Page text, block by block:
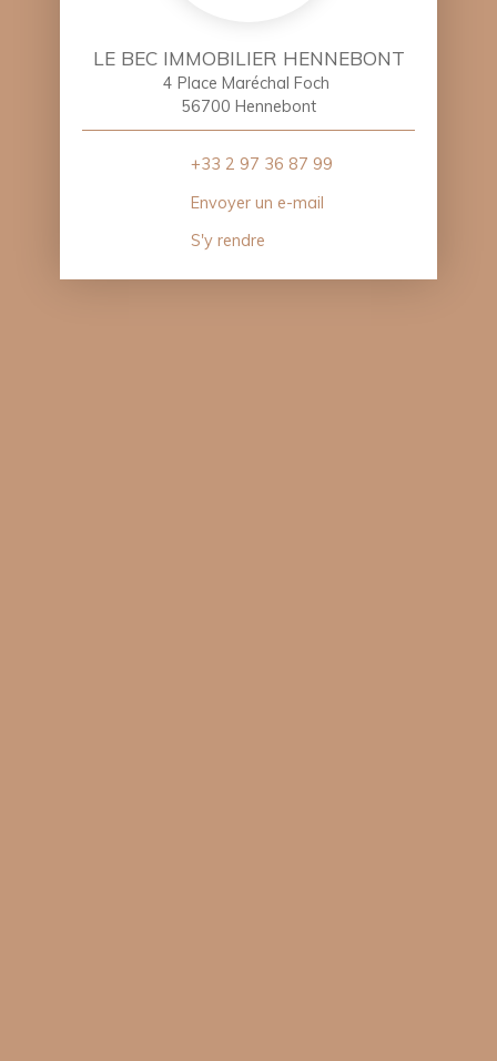
LE BEC IMMOBILIER HENNEBONT
4 Place Maréchal Foch
56700 Hennebont
+33 2 97 36 87 99
Envoyer un e-mail
S'y rendre